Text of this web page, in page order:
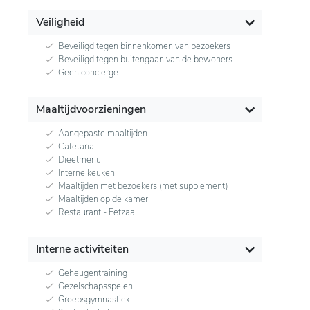
Veiligheid
Beveiligd tegen binnenkomen van bezoekers
Beveiligd tegen buitengaan van de bewoners
Geen conciërge
Maaltijdvoorzieningen
Aangepaste maaltijden
Cafetaria
Dieetmenu
Interne keuken
Maaltijden met bezoekers (met supplement)
Maaltijden op de kamer
Restaurant - Eetzaal
Interne activiteiten
Geheugentraining
Gezelschapsspelen
Groepsgymnastiek